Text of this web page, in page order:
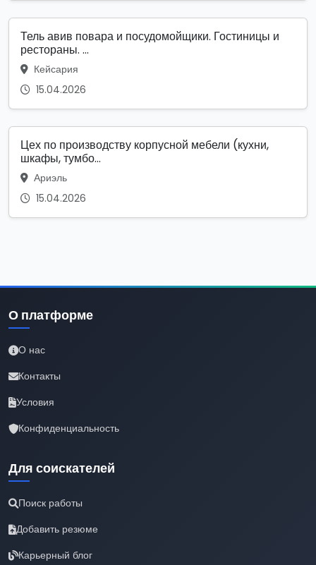
Тель авив повара и посудомойщики. Гостиницы и
рестораны. ...
Кейсария
15.04.2026
Цех по производству корпусной мебели (кухни,
шкафы, тумбо...
Ариэль
15.04.2026
О платформе
О нас
Контакты
Условия
Конфиденциальность
Для соискателей
Поиск работы
Добавить резюме
Карьерный блог